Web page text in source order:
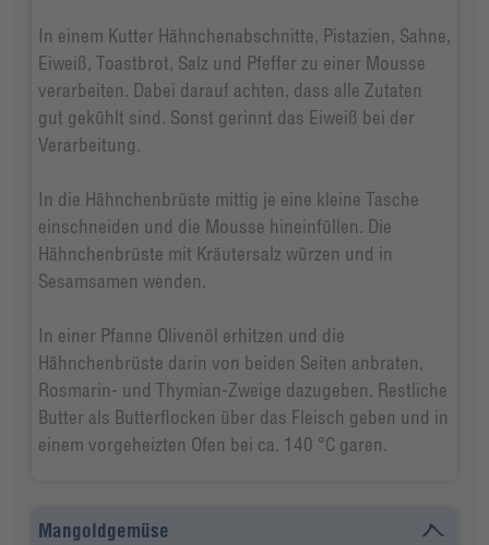
In einem Kutter Hähnchenabschnitte, Pistazien, Sahne,
Eiweiß, Toastbrot, Salz und Pfeffer zu einer Mousse
verarbeiten. Dabei darauf achten, dass alle Zutaten
gut gekühlt sind. Sonst gerinnt das Eiweiß bei der
Verarbeitung.
In die Hähnchenbrüste mittig je eine kleine Tasche
einschneiden und die Mousse hineinfüllen. Die
Hähnchenbrüste mit Kräutersalz würzen und in
Sesamsamen wenden.
In einer Pfanne Olivenöl erhitzen und die
Hähnchenbrüste darin von beiden Seiten anbraten,
Rosmarin- und Thymian-Zweige dazugeben. Restliche
Butter als Butterflocken über das Fleisch geben und in
einem vorgeheizten Ofen bei ca. 140 °C garen.
Mangoldgemüse